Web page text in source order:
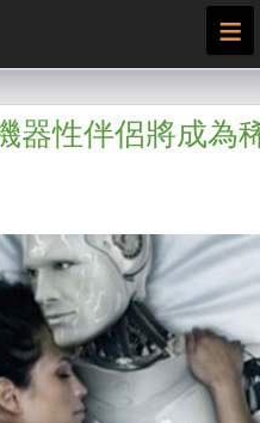
≡
器性伴侶將成為